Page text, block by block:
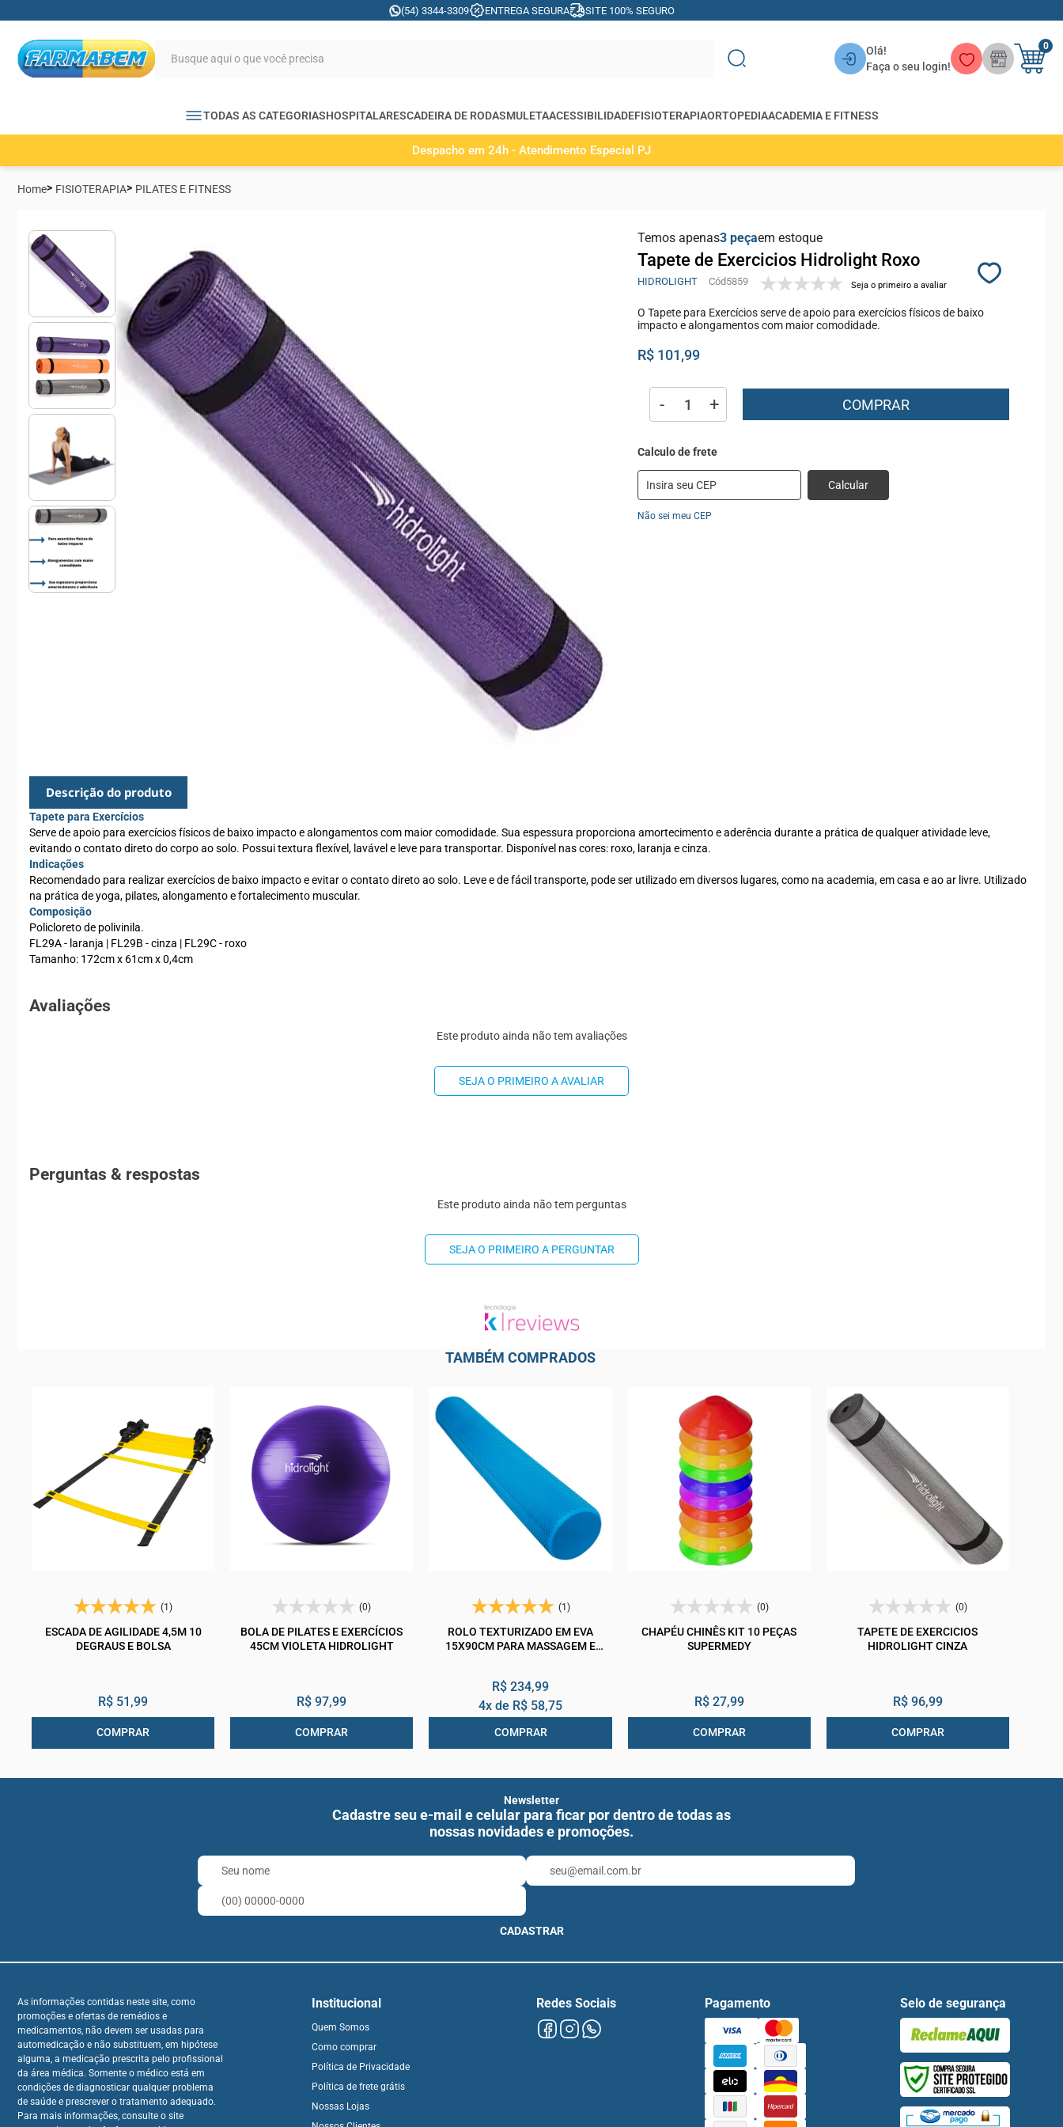
(54) 3344-3309 ENTREGA SEGURA SITE 100% SEGURO
Olá!
Faça o seu login!
0
TODAS AS CATEGORIASHOSPITALARESCADEIRA DE RODASMULETAACESSIBILIDADEFISIOTERAPIAORTOPEDIAACADEMIA E FITNESS
Despacho em 24h - Atendimento Especial PJ
Home FISIOTERAPIA PILATES E FITNESS
Temos apenas3 em estoque
Tapete de Exercicios Hidrolight Roxo
HIDROLIGHT 5859 Seja o primeiro a avaliar
O Tapete para Exercícios serve de apoio para exercícios físicos de baixo
impacto e alongamentos com maior comodidade.
R$ 101,99
- + COMPRAR
Calcular
Não sei meu CEP
Descrição do produto
Tapete para Exercícios
Serve de apoio para exercícios físicos de baixo impacto e alongamentos com maior comodidade. Sua espessura proporciona amortecimento e aderência durante a prática de qualquer atividade leve,
evitando o contato direto do corpo ao solo. Possui textura flexível, lavável e leve para transportar. Disponível nas cores: roxo, laranja e cinza.
Indicações
Recomendado para realizar exercícios de baixo impacto e evitar o contato direto ao solo. Leve e de fácil transporte, pode ser utilizado em diversos lugares, como na academia, em casa e ao ar livre. Utilizado
na prática de yoga, pilates, alongamento e fortalecimento muscular.
Composição
Policloreto de polivinila.
FL29A - laranja | FL29B - cinza | FL29C - roxo
Tamanho: 172cm x 61cm x 0,4cm
Avaliações
Este produto ainda não tem avaliações
SEJA O PRIMEIRO A AVALIAR
Perguntas & respostas
Este produto ainda não tem perguntas
SEJA O PRIMEIRO A PERGUNTAR
TAMBÉM COMPRADOS
(1)
ESCADA DE AGILIDADE 4,5M 10
DEGRAUS E BOLSA
R$ 51,99
COMPRAR
(0)
BOLA DE PILATES E EXERCÍCIOS
45CM VIOLETA HIDROLIGHT
R$ 97,99
COMPRAR
(1)
ROLO TEXTURIZADO EM EVA
15X90CM PARA MASSAGEM E
R$ 234,99
4x de R$ 58,75
COMPRAR
(0)
CHAPÉU CHINÊS KIT 10 PEÇAS
SUPERMEDY
R$ 27,99
COMPRAR
(0)
TAPETE DE EXERCICIOS
HIDROLIGHT CINZA
R$ 96,99
COMPRAR
Newsletter
Cadastre seu e-mail e celular para ficar por dentro de todas as
nossas novidades e promoções.
CADASTRAR
As informações contidas neste site, como
promoções e ofertas de remédios e
medicamentos, não devem ser usadas para
automedicação e não substituem, em hipótese
alguma, a medicação prescrita pelo profissional
da área médica. Somente o médico está em
condições de diagnosticar qualquer problema
de saúde e prescrever o tratamento adequado.
Para mais informações, consulte o site
Institucional
Quem Somos
Como comprar
Política de Privacidade
Política de frete grátis
Nossas Lojas
Redes Sociais Pagamento Selo de segurança